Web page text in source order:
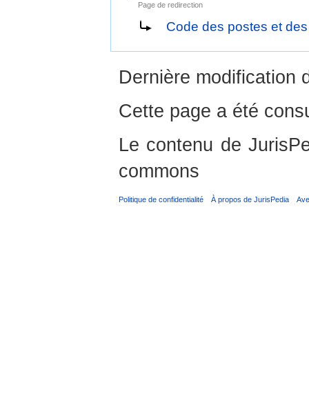
Page de redirection
Code des postes et
Dernière modification
Cette page a été
Le contenu de
commons
Politique de confidentialité À propos de JurisPedia